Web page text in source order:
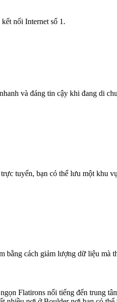
nối Internet số 1.
và đáng tin cậy khi đang di
tuyến, bạn có thể lưu một khu
bằng cách giảm lượng dữ liệu mà
Flatirons nổi tiếng đến trung